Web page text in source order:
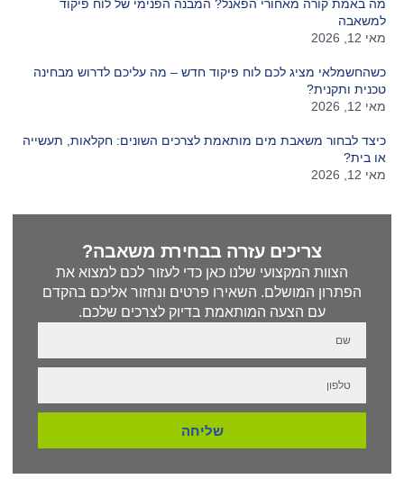
מה באמת קורה מאחורי הפאנל? המבנה הפנימי של לוח פיקוד
למשאבה
מאי 12, 2026
כשהחשמלאי מציג לכם לוח פיקוד חדש – מה עליכם לדרוש מבחינה
טכנית ותקנית?
מאי 12, 2026
כיצד לבחור משאבת מים מותאמת לצרכים השונים: חקלאות, תעשייה
או בית?
מאי 12, 2026
צריכים עזרה בבחירת משאבה?
הצוות המקצועי שלנו כאן כדי לעזור לכם למצוא את
הפתרון המושלם. השאירו פרטים ונחזור אליכם בהקדם
עם הצעה המותאמת בדיוק לצרכים שלכם.
שליחה